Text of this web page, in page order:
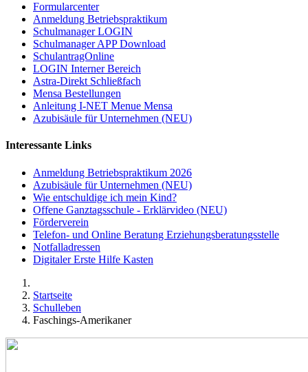
Formularcenter
Anmeldung Betriebspraktikum
Schulmanager LOGIN
Schulmanager APP Download
SchulantragOnline
LOGIN Interner Bereich
Astra-Direkt Schließfach
Mensa Bestellungen
Anleitung I-NET Menue Mensa
Azubisäule für Unternehmen (NEU)
Interessante Links
Anmeldung Betriebspraktikum 2026
Azubisäule für Unternehmen (NEU)
Wie entschuldige ich mein Kind?
Offene Ganztagsschule - Erklärvideo (NEU)
Förderverein
Telefon- und Online Beratung Erziehungsberatungsstelle
Notfalladressen
Digitaler Erste Hilfe Kasten
Startseite
Schulleben
Faschings-Amerikaner